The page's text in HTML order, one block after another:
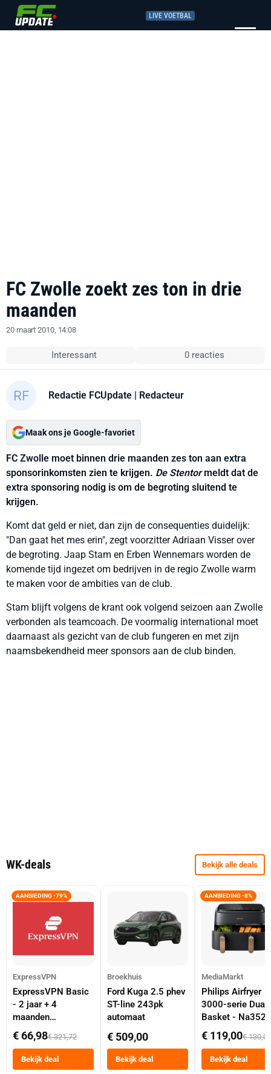
LIVE VOETBAL
FC Zwolle zoekt zes ton in drie
maanden
20 maart 2010, 14:08
Interessant 0 reacties
Redactie FCUpdate | Redacteur
Maak ons je Google-favoriet
FC Zwolle moet binnen drie maanden zes ton aan extra
sponsorinkomsten zien te krijgen. De Stentormeldt dat de
extra sponsoring nodig is om de begroting sluitend te
krijgen.
Komt dat geld er niet, dan zijn de consequenties duidelijk:
"Dan gaat het mes erin", zegt voorzitter Adriaan Visser over
de begroting. Jaap Stam en Erben Wennemars worden de
komende tijd ingezet om bedrijven in de regio Zwolle warm
te maken voor de ambities van de club.
Stam blijft volgens de krant ook volgend seizoen aan Zwolle
verbonden als teamcoach. De voormalig international moet
daarnaast als gezicht van de club fungeren en met zijn
naamsbekendheid meer sponsors aan de club binden.
WK-deals Bekijk alle deals
AANBIEDING -79%
ExpressVPN
ExpressVPN Basic
- 2 jaar + 4
maanden
abonnement
€ 66,98€ 321,72
Bekijk deal
Broekhuis
Ford Kuga 2.5 phev
ST-line 243pk
automaat
€ 509,00
Bekijk deal
AANBIEDING -8%
MediaMarkt
Philips Airfryer
3000-serie Dual
Basket -
Dubbele Mand 9
Tot 6 Personen
Heteluchtfriteuse
Zwart
€ 119,00€ 130,00
Bekijk deal